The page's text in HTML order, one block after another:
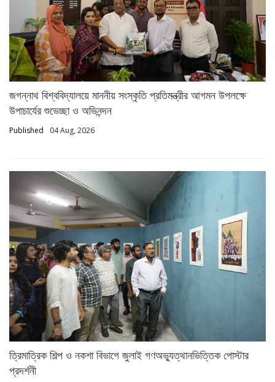
জগন্নাথ বিশ্ববিদ্যালয়ে মাননীয় সংস্কৃতি প্রতিমন্ত্রীর আগমন উপলক্ষে
উপাচার্যের শুভেচ্ছা ও অভিনন্দন
Published 04 Aug, 2026
ত্রিমাত্রিক শিল্প ও নকশা বিভাগে জুলাই গণঅভ্যুত্থানভিত্তিক পোস্টার
প্রদর্শনী